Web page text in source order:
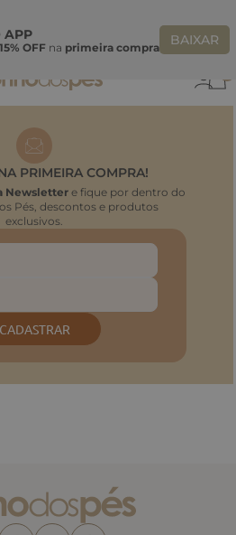
APP
15% OFF na primeira compra BAIXAR
utilizando o código do seu vendedor*
PRIMEIRA COMPRA!
Newsletter e fique por dentro do
Pés, descontos e produtos
exclusivos.
CADASTRAR